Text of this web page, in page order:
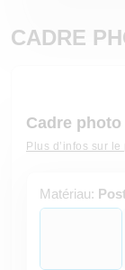
CADRE
Cadre
Plus d’infos sur le
Matériau: